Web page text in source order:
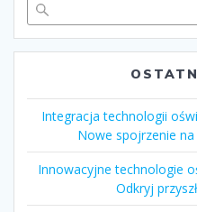
Integracja technologii
Nowe spojrzenie
Innowacyjne technologie
Odkryj